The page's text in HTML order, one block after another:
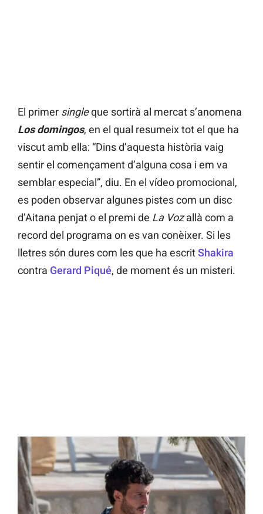
El primer singleque sortirà al mercat s’anomena
Los domingos, en el qual resumeix tot el que ha
viscut amb ella: “Dins d’aquesta història vaig
sentir el començament d’alguna cosa i em va
semblar especial”, diu. En el vídeo promocional,
es poden observar algunes pistes com un disc
d’Aitana penjat o el premi de La Vozallà com a
record del programa on es van conèixer. Si les
lletres són dures com les que ha escritShakira
contra Gerard Piqué, de moment és un misteri.